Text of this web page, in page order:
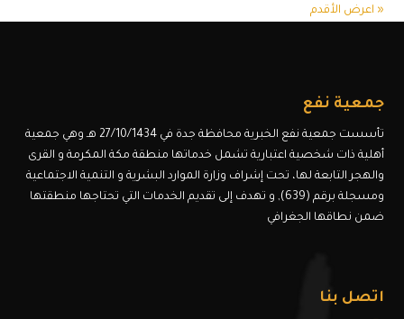
« اعرض الأقدم
جمعية نفع
تأسست جمعية نفع الخبرية محافظة جدة في 27/10/1434 هـ وهي جمعية
أهلية ذات شخصية اعتبارية تشمل خدماتها منطقة مكة المكرمة و القرى
والهجر التابعة لها، تحت إشراف وزارة الموارد البشرية و التنمية الاجتماعية
ومسجلة برقم (639), و تهدف إلى تقديم الخدمات التي تحتاجها منطقتها
ضمن نطاقها الجغرافي
اتصل بنا